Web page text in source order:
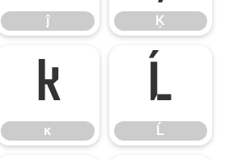
ĵ Ķ
ĸ
ĸ
Ĺ
Ĺ